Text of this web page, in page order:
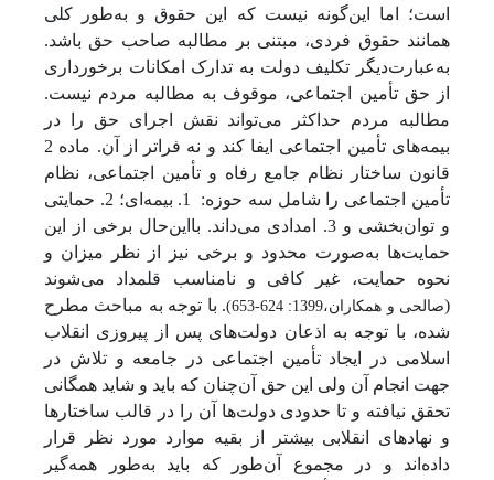
است؛ اما این‌گونه نیست که این حقوق و به‌طور کلی
همانند حقوق فردی، مبتنی بر مطالبه صاحب حق باشد.
به‌عبارت‌دیگر تکلیف دولت به تدارک امکانات برخورداری
از حق تأمین اجتماعی، موقوف به مطالبه مردم نیست.
مطالبه مردم حداکثر می‌تواند نقش اجرای حق را در
بیمه‌های تأمین اجتماعی ایفا کند و نه فراتر از آن. ماده 2
قانون ساختار نظام جامع رفاه و تأمین اجتماعی، نظام
تأمین اجتماعی را شامل سه حوزه:
1. بیمه‌ای؛ 2. حمایتی
و توان‌بخشی و 3. امدادی می‌داند. بااین‌حال برخی از این
حمایت‌ها به‌صورت محدود و برخی نیز از نظر میزان و
نحوه حمایت، غیر کافی و نامناسب قلمداد می‌شوند
(صالحی و همکاران،1399: 624-653)
. با توجه به مباحث مطرح
شده، با توجه به اذعان دولت‌های پس از پیروزی انقلاب
اسلامی در ایجاد تأمین اجتماعی در جامعه و تلاش در
جهت انجام آن ولی این حق آن‌چنان که باید و شاید همگانی
تحقق نیافته و تا حدودی دولت‌ها آن را در قالب ساختارها
و نهادهای انقلابی بیشتر از بقیه موارد مورد نظر قرار
داده‌اند و در مجموع آن‌طور که باید به‌طور همه‌گیر